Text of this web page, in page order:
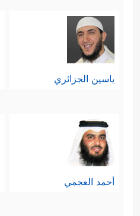
ياسين الجزائري
أحمد العجمي